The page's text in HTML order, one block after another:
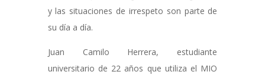
y las situaciones de irrespeto son parte de
su día a día.
Juan Camilo Herrera, estudiante
universitario de 22 años que utiliza el MIO